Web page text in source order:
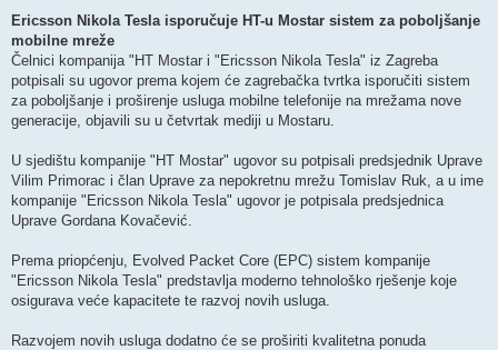
s
Ericsson Nikola Tesla isporučuje HT-u Mostar sistem za poboljšanje
mobilne mreže
Čelnici kompanija "HT Mostar i "Ericsson Nikola Tesla" iz Zagreba
potpisali su ugovor prema kojem će zagrebačka tvrtka isporučiti sistem
za poboljšanje i proširenje usluga mobilne telefonije na mrežama nove
generacije, objavili su u četvrtak mediji u Mostaru.
U sjedištu kompanije "HT Mostar" ugovor su potpisali predsjednik Uprave
Vilim Primorac i član Uprave za nepokretnu mrežu Tomislav Ruk, a u ime
kompanije "Ericsson Nikola Tesla" ugovor je potpisala predsjednica
Uprave Gordana Kovačević.
Prema priopćenju, Evolved Packet Core (EPC) sistem kompanije
"Ericsson Nikola Tesla" predstavlja moderno tehnološko rješenje koje
osigurava veće kapacitete te razvoj novih usluga.
Razvojem novih usluga dodatno će se proširiti kvalitetna ponuda